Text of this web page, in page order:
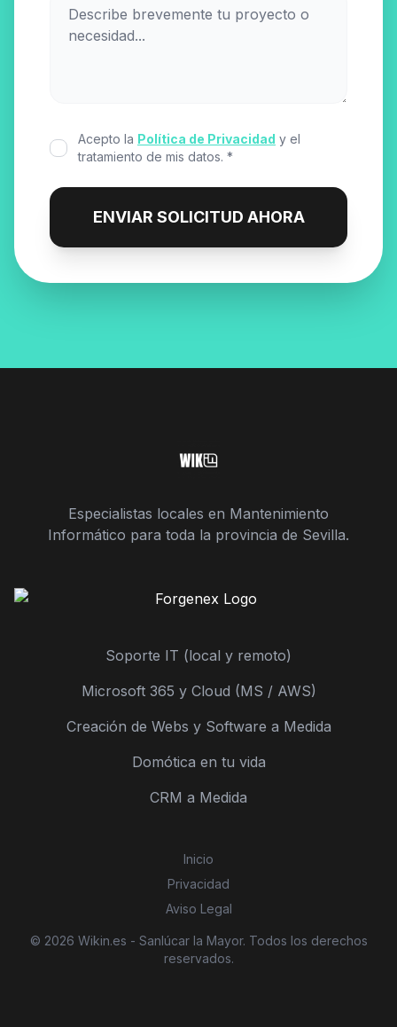
Acepto la Política de Privacidad y el
tratamiento de mis datos. *
ENVIAR SOLICITUD AHORA
Especialistas locales en Mantenimiento
Informático para toda la provincia de Sevilla.
Soporte IT (local y remoto)
Microsoft 365 y Cloud (MS / AWS)
Creación de Webs y Software a Medida
Domótica en tu vida
CRM a Medida
Inicio
Privacidad
Aviso Legal
© 2026 Wikin.es - Sanlúcar la Mayor. Todos los derechos
reservados.